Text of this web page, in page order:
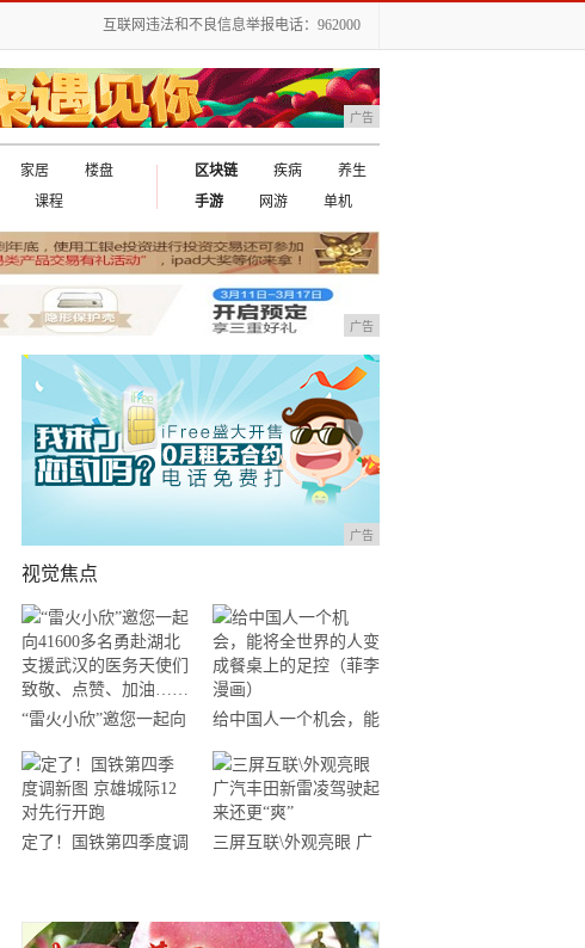
互联网违法和不良信息举报电话：962000
广告
家居
楼盘
课程
区块链 疾病
养生
手游
网游 单机
广告
广告
视觉焦点
“雷火小欣”邀您一起向
41600多名勇赴湖北支
援武汉的医务天使们致
敬、点赞、加油……
给中国人一个机会，能
将全世界的人变成餐桌
上的足控（菲李漫画）
定了！国铁第四季度调
三屏互联\外观亮眼 广